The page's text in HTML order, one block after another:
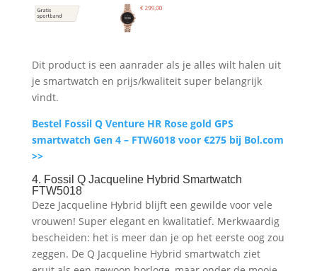
Dit product is een aanrader als je alles wilt halen uit
je smartwatch en prijs/kwaliteit super belangrijk
vindt.
Bestel Fossil Q Venture HR Rose gold GPS
smartwatch Gen 4 – FTW6018 voor €275 bij Bol.com
>>
4. Fossil Q Jacqueline Hybrid Smartwatch
FTW5018
Deze Jacqueline Hybrid blijft een gewilde voor vele
vrouwen! Super elegant en kwalitatief. Merkwaardig
bescheiden: het is meer dan je op het eerste oog zou
zeggen. De Q Jacqueline Hybrid smartwatch ziet